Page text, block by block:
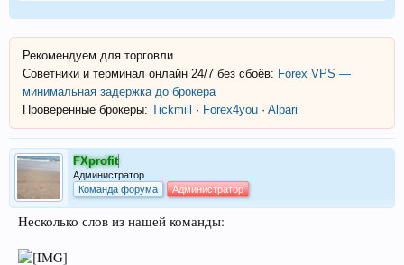
Рекомендуем для торговли
Советники и терминал онлайн 24/7 без сбоёв: Forex VPS —
минимальная задержка до брокера
Проверенные брокеры: Tickmill · Forex4you · Alpari
FXprofit
Администратор
Команда форума
Администратор
Несколько слов из нашей команды: